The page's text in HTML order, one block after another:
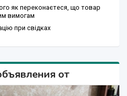
як переконаєтеся, що товар
вимогам
при свідках
от